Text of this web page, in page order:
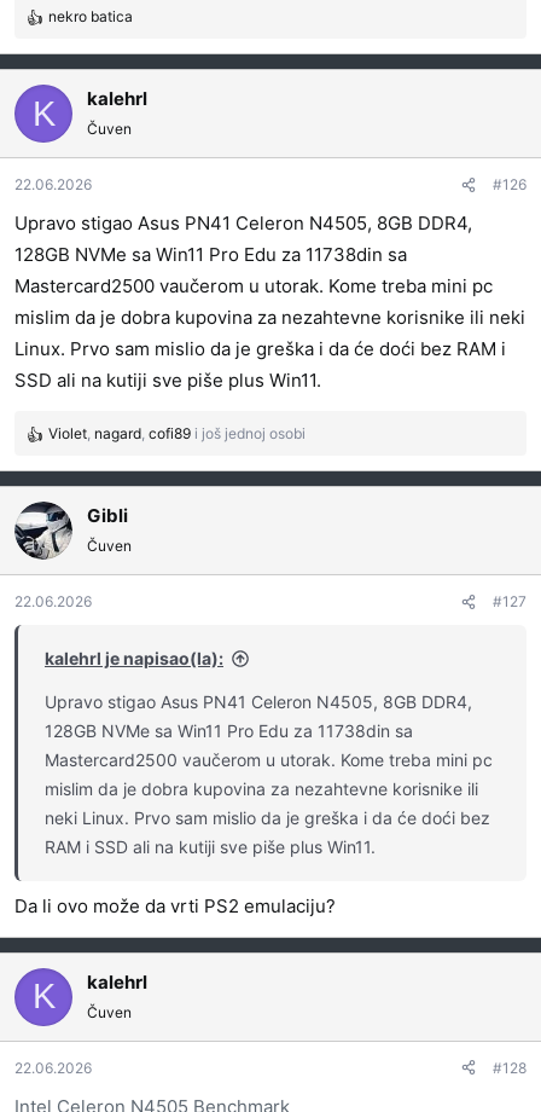
R
e
a
g
v
a
n
a
:
nekro batica
K kalehrl
Čuven
22.06.2026 #126
Upravo stigao Asus PN41 Celeron N4505, 8GB DDR4,
128GB NVMe sa Win11 Pro Edu za 11738din sa
Mastercard2500 vaučerom u utorak. Kome treba mini pc
mislim da je dobra kupovina za nezahtevne korisnike ili neki
Linux. Prvo sam mislio da je greška i da će doći bez RAM i
SSD ali na kutiji sve piše plus Win11.
R
e
a
g
o
v
a
n
Violet, nagard, cofi89 i još jednoj osobi
Gibli
Čuven
22.06.2026 #127
kalehrl je napisao(la):
Upravo stigao Asus PN41 Celeron N4505, 8GB DDR4,
128GB NVMe sa Win11 Pro Edu za 11738din sa
Mastercard2500 vaučerom u utorak. Kome treba mini pc
mislim da je dobra kupovina za nezahtevne korisnike ili
neki Linux. Prvo sam mislio da je greška i da će doći bez
RAM i SSD ali na kutiji sve piše plus Win11.
Da li ovo može da vrti PS2 emulaciju?
K kalehrl
Čuven
22.06.2026 #128
Intel Celeron N4505 Benchmark